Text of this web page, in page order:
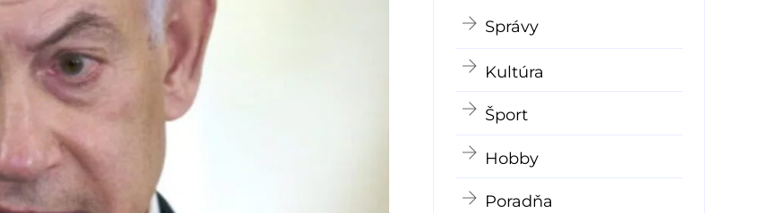
Správy
Kultúra
Šport
Hobby
Poradňa